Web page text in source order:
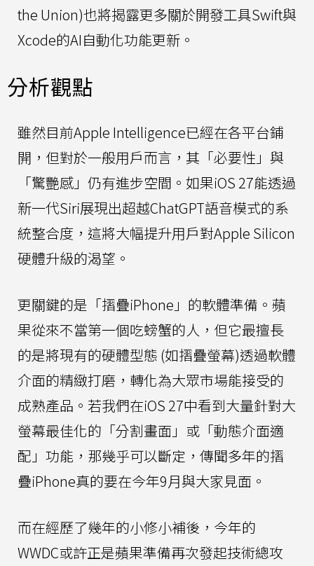
the Union)也將揭露更多關於開發工具Swift與
Xcode的AI自動化功能更新。
分析觀點
雖然目前Apple Intelligence已經在各平台鋪
開，但對於一般用戶而言，其「必要性」與
「驚艷感」仍有進步空間。如果iOS 27能透過
新一代Siri展現出超越ChatGPT語音模式的系
統整合度，這將大幅提升用戶對Apple Silicon
硬體升級的渴望。
更關鍵的是「摺疊iPhone」的軟體準備。蘋
果從來不當第一個吃螃蟹的人，但它最擅長
的是將現有的硬體型態 (如摺疊螢幕)透過軟體
介面的精緻打磨，轉化為大眾市場能接受的
成熟產品。若我們在iOS 27中看到大量針對大
螢幕最佳化的「分割畫面」或「動態介面適
配」功能，那幾乎可以斷定，傳聞多年的摺
疊iPhone真的要在今年9月與大家見面。
而在經歷了幾年的小修小補後，今年的
WWDC或許正是蘋果準備再次發起技術總攻